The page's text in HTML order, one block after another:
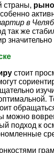
страны,
в
так же
стоит
можно
подход к